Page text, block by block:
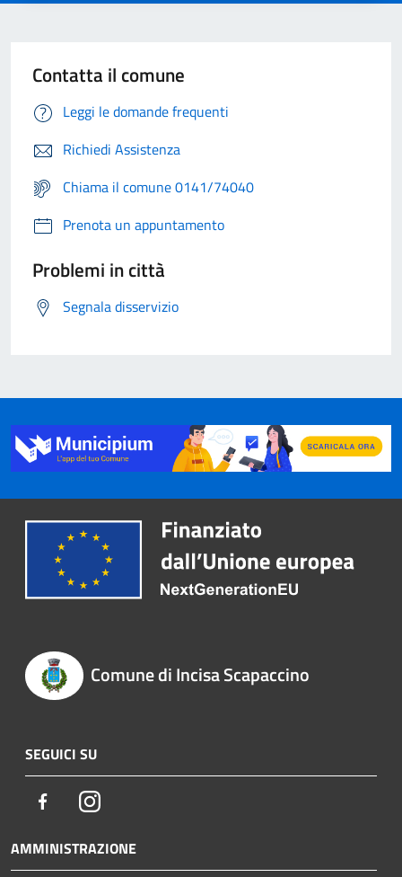
Contatta il comune
Leggi le domande frequenti
Richiedi Assistenza
Chiama il comune 0141/74040
Prenota un appuntamento
Problemi in città
Segnala disservizio
Comune di Incisa Scapaccino
SEGUICI SU
FacebookInstagram
AMMINISTRAZIONE